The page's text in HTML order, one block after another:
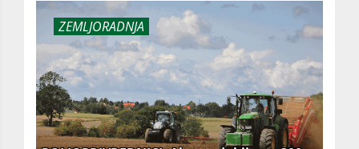
ZEMLJORADNJA